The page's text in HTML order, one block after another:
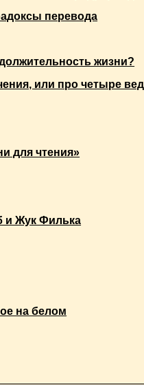
перевода
жизни?
или про четыре
для чтения»
и Жук Филька
на белом